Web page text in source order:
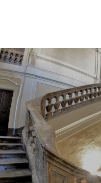
Palazzo Baronio
Costruito nel 1744 da
volontà della famiglia
è uno degli edifici più
di Ravenna.